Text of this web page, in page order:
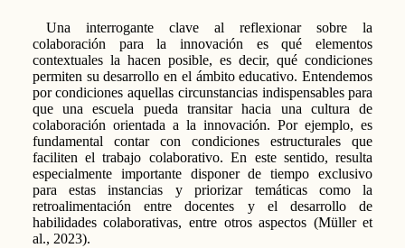
Una interrogante clave al reflexionar sobre la
colaboración para la innovación es qué elementos
contextuales la hacen posible, es decir, qué condiciones
permiten su desarrollo en el ámbito educativo. Entendemos
por condiciones aquellas circunstancias indispensables para
que una escuela pueda transitar hacia una cultura de
colaboración orientada a la innovación. Por ejemplo, es
fundamental contar con condiciones estructurales que
faciliten el trabajo colaborativo. En este sentido, resulta
especialmente importante disponer de tiempo exclusivo
para estas instancias y priorizar temáticas como la
retroalimentación entre docentes y el desarrollo de
habilidades colaborativas, entre otros aspectos (Müller et
al., 2023).